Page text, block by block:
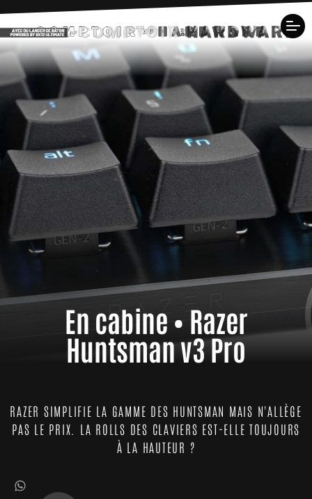
En cabine • Razer
Huntsman v3 Pro
RAZER SIMPLIFIE LA GAMME DES HUNTSMAN MAIS N'ALLÈGE
PAS LE PRIX. LA ROLLS DES CLAVIERS EST-ELLE TOUJOURS
À LA HAUTEUR ?